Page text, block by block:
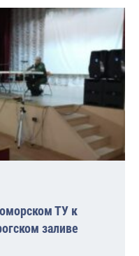
ТУ к
заливе